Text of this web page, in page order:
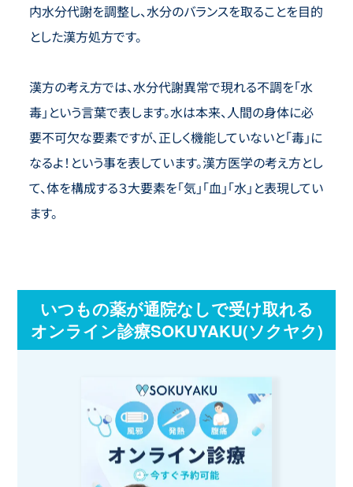
内水分代謝を調整し、水分のバランスを取ることを目的
とした漢方処方です。
漢方の考え方では、水分代謝異常で現れる不調を「水
毒」という言葉で表します。水は本来、人間の身体に必
要不可欠な要素ですが、正しく機能していないと「毒」に
なるよ！という事を表しています。漢方医学の考え方とし
て、体を構成する３大要素を「気」「血」「水」と表現してい
ます。
いつもの薬が通院なしで受け取れる
オンライン診療SOKUYAKU(ソクヤク)